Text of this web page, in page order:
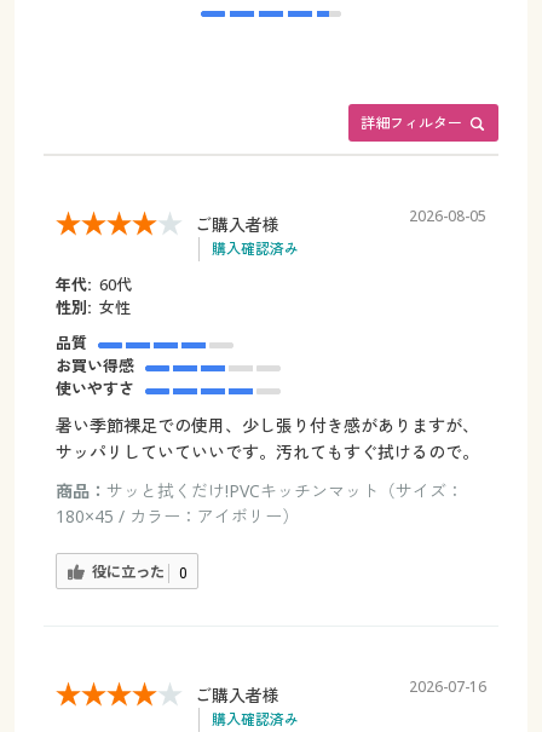
詳細フィルター
ご購入者様
購入確認済み
2026-08-05
年代: 60代
性別: 女性
品質
お買い得感
使いやすさ
暑い季節裸足での使用、少し張り付き感がありますが、
サッパリしていていいです。汚れてもすぐ拭けるので。
商品： サッと拭くだけ!PVCキッチンマット（サイズ：
180×45 / カラー：アイボリー）
役に立った 0
ご購入者様
購入確認済み
2026-07-16